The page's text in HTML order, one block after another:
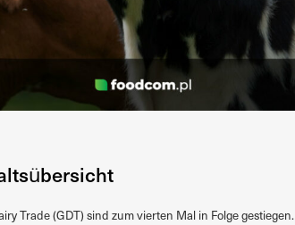
Trade (GDT) sind zum vierten Mal in Folge gestiegen.